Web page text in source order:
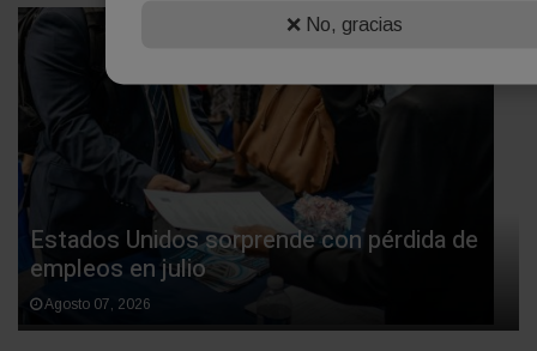
Estados Unidos sorprende con pérdida de
empleos en julio
Agosto 07, 2026
❌ No, gracias